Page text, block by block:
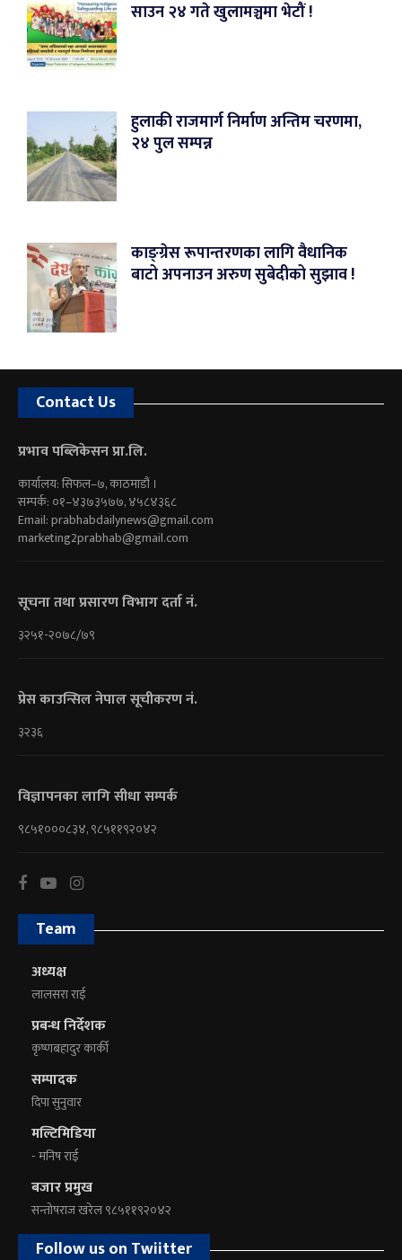
साउन २४ गते खुलामञ्चमा भेटौं !
हुलाकी राजमार्ग निर्माण अन्तिम चरणमा,
२४ पुल सम्पन्न
काङ्ग्रेस रूपान्तरणका लागि वैधानिक
बाटो अपनाउन अरुण सुबेदीको सुझाव !
Contact Us
प्रभाव पब्लिकेसन प्रा.लि.
कार्यालय: सिफल–७, काठमाडौं ।
सम्पर्क: ०१–४३७३५७७, ४५८४३६८
Email:prabhabdailynews@gmail.com
marketing2prabhab@gmail.com
सूचना तथा प्रसारण विभाग दर्ता नं.
३२५१-२०७८/७९
प्रेस काउन्सिल नेपाल सूचीकरण नं.
३२३६
विज्ञापनका लागि सीधा सम्पर्क
९८५१०००८३४, ९८५११९२०४२
Team
अध्यक्ष
लालसरा राई
प्रबन्ध निर्देशक
कृष्णबहादुर कार्की
सम्पादक
दिपा सुनुवार
मल्टिमिडिया
- मनिष राई
बजार प्रमुख
सन्तोषराज खरेल ९८५११९२०४२
Follow us on Twiitter